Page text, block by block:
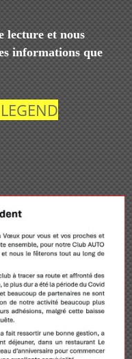
lecture et nous
informations que